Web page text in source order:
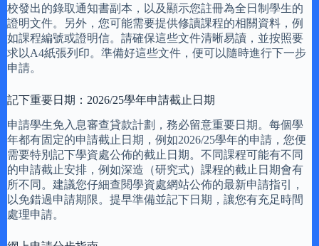
校發出的錄取通知書副本，以及顯示您註冊為全日制學生的
證明文件。另外，您可能需要提供修讀課程的相關資料，例
如課程編號或證明信。請確保這些文件清晰易讀，並按照要
求以A4紙張列印。準備好這些文件，便可以隨時進行下一步
申請。
記下重要日期：2026/25學年申請截止日期
申請學生免入息審查貸款計劃，務必留意重要日期。每個學
年都有固定的申請截止日期，例如2026/25學年的申請，您便
需要特別記下學資處公佈的截止日期。不同課程可能有不同
的申請截止安排，例如深造（研究式）課程的截止日期會有
所不同。建議您仔細查閱學資處網站公佈的最新申請指引，
以免錯過申請期限。提早準備並記下日期，讓您有充足時間
處理申請。